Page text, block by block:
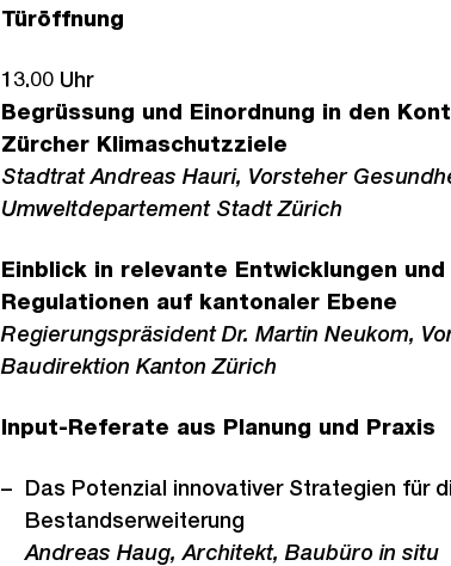
Türöffnung
13.00 Uhr
Begrüssung und Einordnung in den
Zürcher Klimaschutzziele
Stadtrat Andreas Hauri, Vorsteher
Umweltdepartement Stadt Zürich
Einblick in relevante Entwicklungen und
Regulationen auf kantonaler Ebene
Regierungspräsident Dr. Martin Neukom,
Baudirektion Kanton Zürich
Input-Referate aus Planung und Praxis
Das Potenzial innovativer Strategien für
Bestandserweiterung
Andreas Haug, Architekt, Baubüro in situ